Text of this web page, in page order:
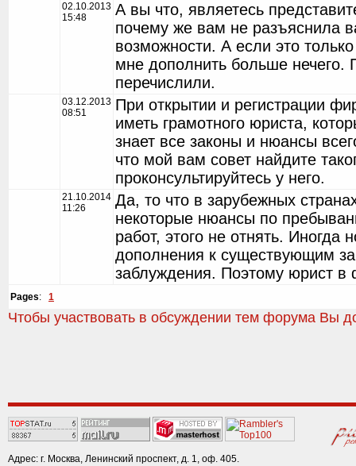
02.10.2013
15:48
А вы что, являетесь
почему же вам не разъяснила
возможности. А если это
мне дополнить больше нечего.
перечислили.
03.12.2013
08:51
При открытии и регистрации
иметь грамотного юриста,
знает все законы и нюансы
что мой вам совет найдите
проконсультируйтесь у него.
21.10.2014
11:26
Да, то что в зарубежных
некоторые нюансы по
работ, этого не отнять. Иногда
дополнения к существующим
заблуждения. Поэтому юрист в
Pages: 1
Чтобы участвовать в обсуждении тем форума Вы
Адрес: г. Москва, Ленинский проспект, д. 1, оф. 405.